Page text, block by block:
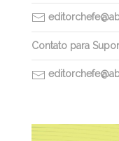
Contato para